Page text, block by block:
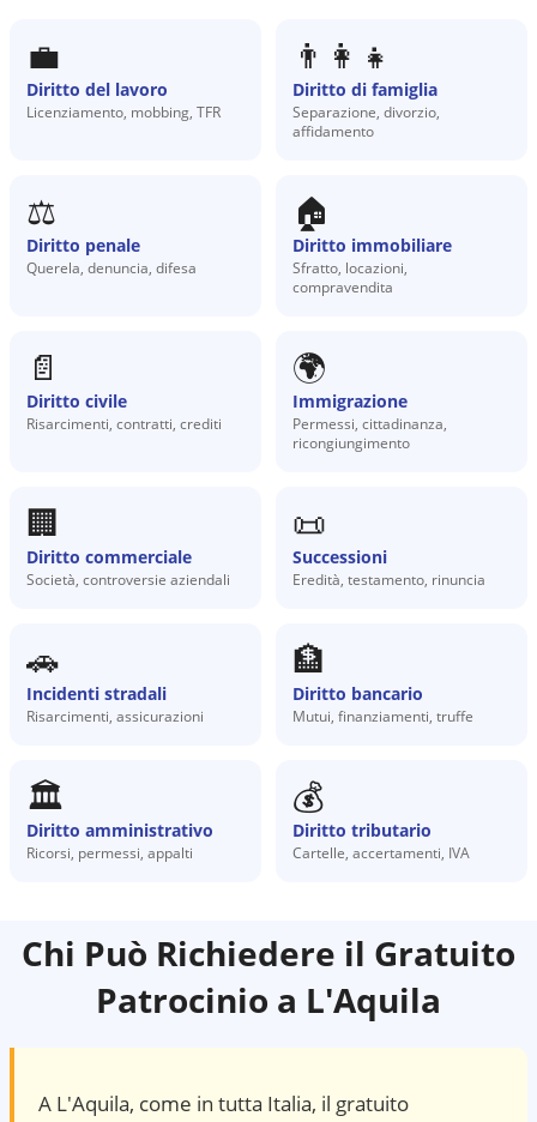
💼
Diritto del lavoro
Licenziamento, mobbing, TFR
👨‍👩‍👧
Diritto di famiglia
Separazione, divorzio,
affidamento
⚖️
Diritto penale
Querela, denuncia, difesa
🏠
Diritto immobiliare
Sfratto, locazioni,
compravendita
📄
Diritto civile
Risarcimenti, contratti, crediti
🌍
Immigrazione
Permessi, cittadinanza,
ricongiungimento
🏢
Diritto commerciale
Società, controversie aziendali
📜
Successioni
Eredità, testamento, rinuncia
🚗
Incidenti stradali
Risarcimenti, assicurazioni
🏦
Diritto bancario
Mutui, finanziamenti, truffe
🏛️
Diritto amministrativo
Ricorsi, permessi, appalti
💰
Diritto tributario
Cartelle, accertamenti, IVA
Chi Può Richiedere il Gratuito
Patrocinio a L'Aquila
A L'Aquila, come in tutta Italia, il gratuito